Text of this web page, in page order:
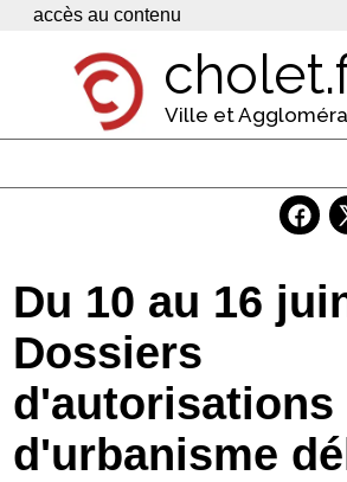
Panneau de gestion des cookies
accès au contenu
Ville et
Economie
Services
Contacts
Du 10 au 16
Dossiers
d'autorisations
d'urbanisme